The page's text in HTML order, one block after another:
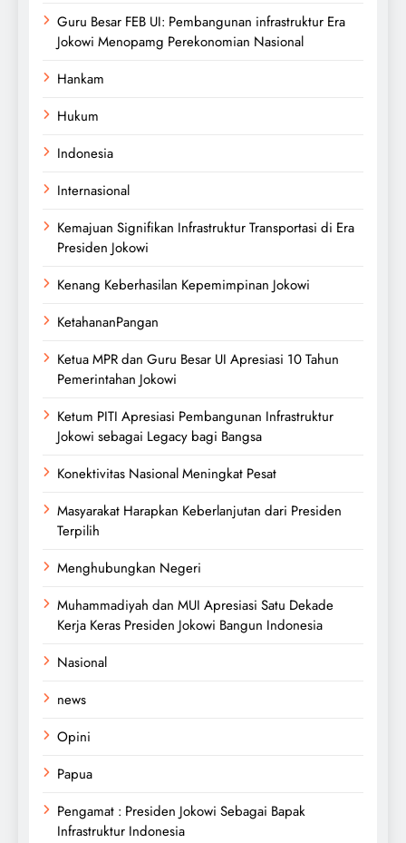
Guru Besar FEB UI: Pembangunan infrastruktur Era
Jokowi Menopamg Perekonomian Nasional
Hankam
Hukum
Indonesia
Internasional
Kemajuan Signifikan Infrastruktur Transportasi di Era
Presiden Jokowi
Kenang Keberhasilan Kepemimpinan Jokowi
KetahananPangan
Ketua MPR dan Guru Besar UI Apresiasi 10 Tahun
Pemerintahan Jokowi
Ketum PITI Apresiasi Pembangunan Infrastruktur
Jokowi sebagai Legacy bagi Bangsa
Konektivitas Nasional Meningkat Pesat
Masyarakat Harapkan Keberlanjutan dari Presiden
Terpilih
Menghubungkan Negeri
Muhammadiyah dan MUI Apresiasi Satu Dekade
Kerja Keras Presiden Jokowi Bangun Indonesia
Nasional
news
Opini
Papua
Pengamat : Presiden Jokowi Sebagai Bapak
Infrastruktur Indonesia